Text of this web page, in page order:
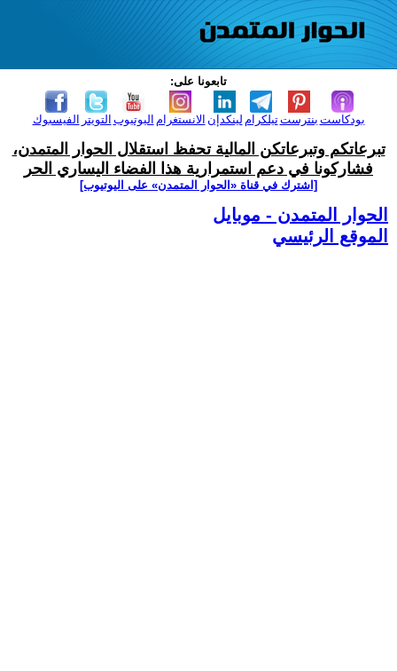
تابعونا على:
الفيسبوك التويتر اليوتيوب الانستغرام لينكدإن تيلكرامبنترست بودكاست
تبرعاتكم وتبرعاتكن المالية تحفظ استقلال الحوار المتمدن،
فشاركونا في دعم استمرارية هذا الفضاء اليساري الحر
[اشترك في قناة ‫«الحوار المتمدن» على اليوتيوب]
الحوار المتمدن - موبايل
الموقع الرئيسي